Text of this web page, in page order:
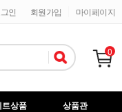
마이페이지
회원가입
인
0
트상품
상품관